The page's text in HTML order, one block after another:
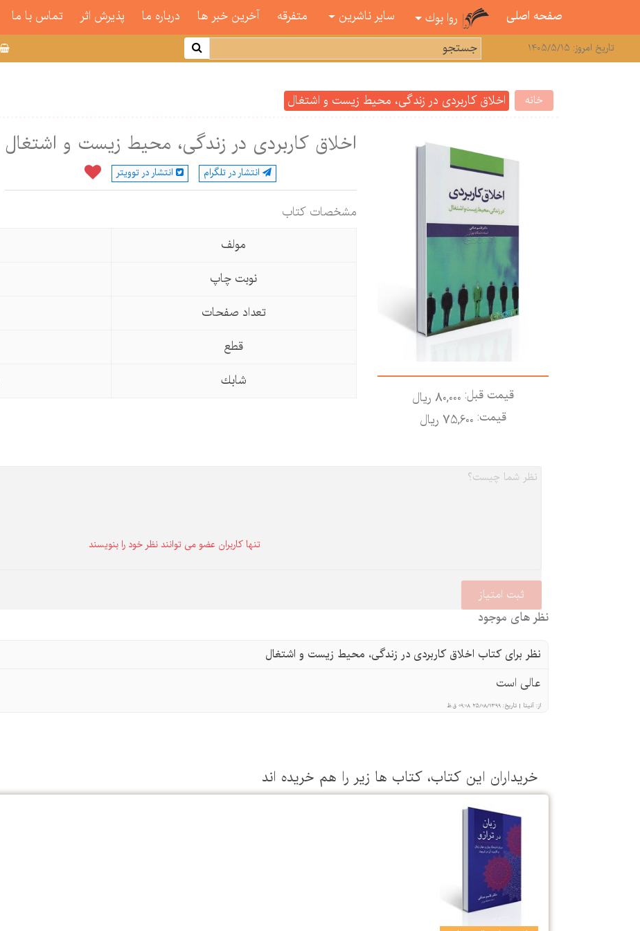
صفحه اصلی روا بوك سایر ناشرین متفرقه آخرین خبر ها درباره ما پذیرش اثر تماس با ما
تاریخ امروز: 1405/5/15
خانه اخلاق کاربردی در زندگی، محیط زیست و اشتغال
قیمت قبل: 80,000 ريال
قیمت: 75,600 ريال
اخلاق کاربردی در زندگی، محیط زیست و اشتغال
انتشار در تلگرام انتشار در توویتر
مشخصات كتاب
مولف
نوبت چاپ
تعداد صفحات
قطع
شابك
تنها كاربران عضو می توانند نظر خود را بنویسند
نظر های موجود
نظر برای کتاب اخلاق کاربردی در زندگی، محیط زیست و اشتغال
عالی است
از: آنیتا | تاریخ: 25/08/1399 09:08 ق.ظ
خریداران این كتاب، كتاب ها زیر را هم خریده اند